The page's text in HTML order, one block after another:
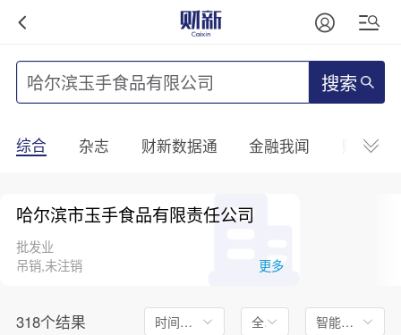
搜索
综合 杂志 财新数据通 金融我闻 财新
哈尔滨市玉手食品有限责任公司
批发业
吊销,未注销
更多
318个结果 时间不限 全文 智能排序